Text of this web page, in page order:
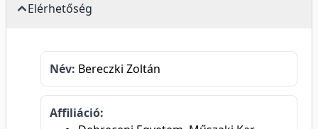
Elérhetőség
Név: Bereczki Zoltán
Affiliáció: